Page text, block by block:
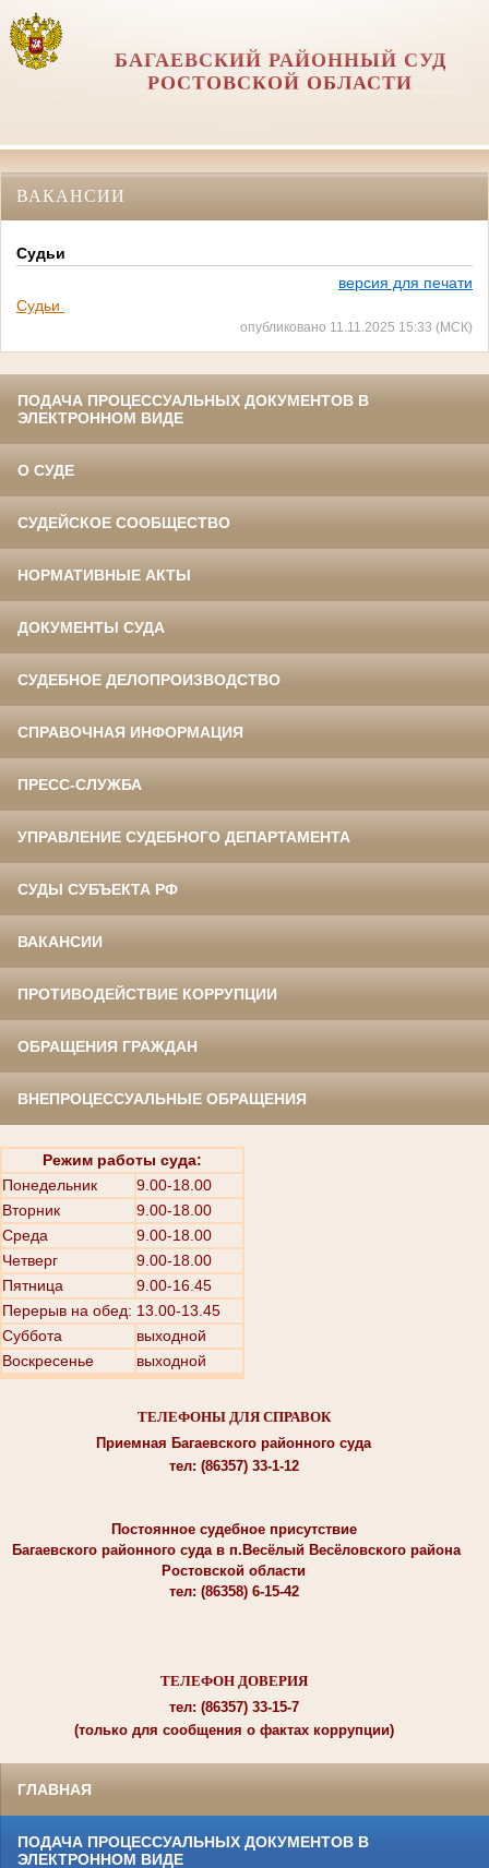
БАГАЕВСКИЙ РАЙОННЫЙ СУД
РОСТОВСКОЙ ОБЛАСТИ
ВАКАНСИИ
Судьи
версия для печати
Судьи
опубликовано 11.11.2025 15:33 (МСК)
ПОДАЧА ПРОЦЕССУАЛЬНЫХ ДОКУМЕНТОВ В
ЭЛЕКТРОННОМ ВИДЕ
О СУДЕ
СУДЕЙСКОЕ СООБЩЕСТВО
НОРМАТИВНЫЕ АКТЫ
ДОКУМЕНТЫ СУДА
СУДЕБНОЕ ДЕЛОПРОИЗВОДСТВО
СПРАВОЧНАЯ ИНФОРМАЦИЯ
ПРЕСС-СЛУЖБА
УПРАВЛЕНИЕ СУДЕБНОГО ДЕПАРТАМЕНТА
СУДЫ СУБЪЕКТА РФ
ВАКАНСИИ
ПРОТИВОДЕЙСТВИЕ КОРРУПЦИИ
ОБРАЩЕНИЯ ГРАЖДАН
ВНЕПРОЦЕССУАЛЬНЫЕ ОБРАЩЕНИЯ
Режим работы суда:
Понедельник
9.00-18.00
Вторник
9.00-18.00
Среда
9.00-18.00
Четверг
9.00-18.00
Пятница
9.00-16.45
Перерыв на обед: 13.00-13.45
Суббота
выходной
Воскресенье
выходной
ТЕЛЕФОНЫ ДЛЯ СПРАВОК
Приемная Багаевского районного суда
тел: (86357) 33-1-12
Постоянное судебное присутствие
Багаевского районного суда в п.Весёлый Весёловского района
Ростовской области
тел: (86358) 6-15-42
ТЕЛЕФОН ДОВЕРИЯ
тел: (86357) 33-15-7
(только для сообщения о фактах коррупции)
ГЛАВНАЯ
ПОДАЧА ПРОЦЕССУАЛЬНЫХ ДОКУМЕНТОВ В
ЭЛЕКТРОННОМ ВИДЕ